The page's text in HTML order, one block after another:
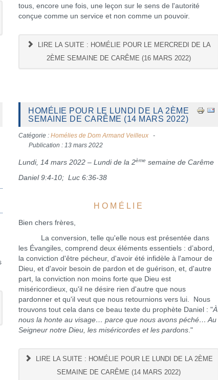
tous, encore une fois, une leçon sur le sens de l'autorité
conçue comme un service et non comme un pouvoir.
LIRE LA SUITE : HOMÉLIE POUR LE MERCREDI DE LA
2ÈME SEMAINE DE CARÊME (16 MARS 2022)
HOMÉLIE POUR LE LUNDI DE LA 2ÈME
SEMAINE DE CARÊME (14 MARS 2022)
Catégorie :Homélies de Dom Armand Veilleux
Publication : 13 mars 2022
Lundi, 14 mars 2022 – Lundi de la 2ème semaine de Carême
Daniel 9:4-10; Luc 6:36-38
H O M É L I E
Bien chers frères,
La conversion, telle qu'elle nous est présentée dans
les Évangiles, comprend deux éléments essentiels : d’abord,
la conviction d'être pécheur, d'avoir été infidèle à l'amour de
Dieu, et d'avoir besoin de pardon et de guérison, et, d'autre
part, la conviction non moins forte que Dieu est
miséricordieux, qu'il ne désire rien d'autre que nous
pardonner et qu'il veut que nous retournions vers lui. Nous
trouvons tout cela dans ce beau texte du prophète Daniel : "À
nous la honte au visage… parce que nous avons péché… Au
Seigneur notre Dieu, les miséricordes et les pardons."
LIRE LA SUITE : HOMÉLIE POUR LE LUNDI DE LA 2ÈME
SEMAINE DE CARÊME (14 MARS 2022)